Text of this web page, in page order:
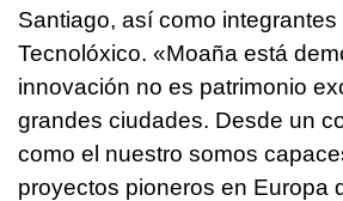
Santiago, así como integrantes
Tecnolóxico. «Moaña está
innovación no es patrimonio
grandes ciudades. Desde un
como el nuestro somos
proyectos pioneros en Europa